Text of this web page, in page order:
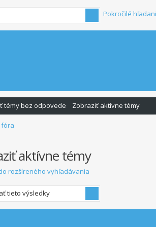
Pokročilé
témy bez odpovede Zobraziť aktívne témy
fóra
aktívne témy
rozšíreného vyhľadávania